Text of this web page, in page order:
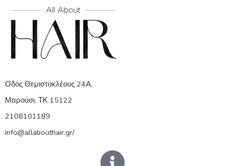
Οδός Θεμιστοκλέους 24Α,
Μαρούσι, ΤΚ 15122
2108101189
info@allabouthair.gr/